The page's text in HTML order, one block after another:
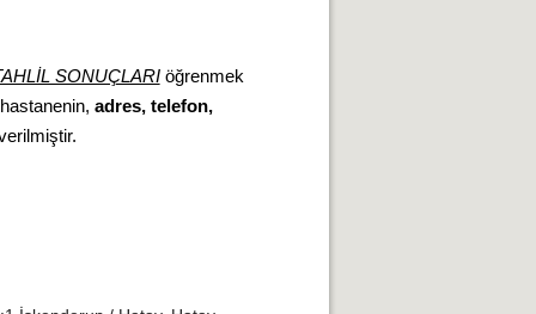
SONUÇLARIöğrenmek
adres, telefon,